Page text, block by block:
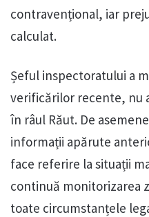
contravențional, iar
calculat.
Șeful inspectoratului a
verificărilor recente, nu
în râul Răut. De
informații apărute
face referire la situații
continuă monitorizarea
toate circumstanțele